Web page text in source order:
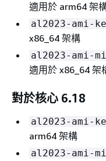
適用於 arm64 架
al2023-ami-
x86_64 架構
al2023-ami-
適用於 x86_64 架
對於核心 6.18
al2023-ami-
arm64 架構
al2023-ami-